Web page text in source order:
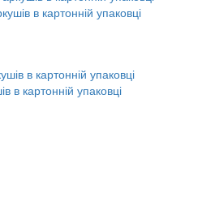
в картонній упаковці
картонній упаковці